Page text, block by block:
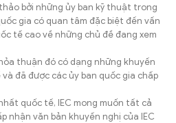
bởi những ủy ban kỹ thuật trong
gia có quan tâm đặc biệt đến vấn
tế cao về những chủ đề đang xem
thuận đó có dạng những khuyến
đã được các ủy ban quốc gia chấp
quốc tế, IEC mong muốn tất cả
nhận văn bản khuyến nghị của IEC